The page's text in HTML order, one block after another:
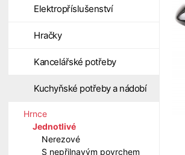
Elektropříslušenství
Hračky
Kancelářské potřeby
Kuchyňské potřeby a nádobí
Hrnce
Jednotlivé
Nerezové
S nepřilnavým povrchem